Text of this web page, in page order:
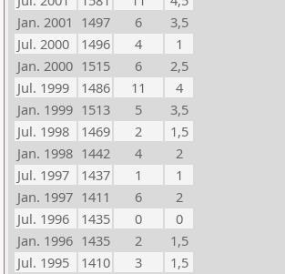
Jan. 2001 1497 6
3,5
Jul. 2000
1496 4
1
Jan. 2000 1515 6
2,5
Jul. 1999
1486 11
4
Jan. 1999 1513 5
3,5
Jul. 1998
1469 2
1,5
Jan. 1998 1442 4
2
Jul. 1997
1437 1
1
Jan. 1997 1411 6
2
Jul. 1996
1435 0
0
Jan. 1996 1435 2
1,5
Jul. 1995
1410 3
1,5